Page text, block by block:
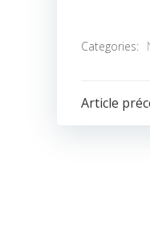
Categories:
Article